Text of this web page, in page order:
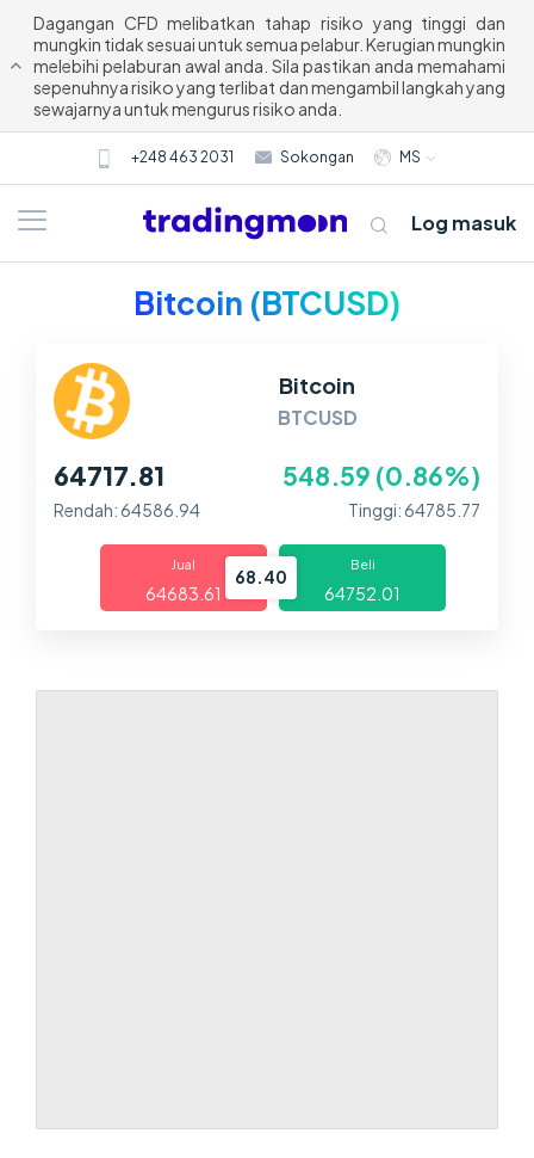
Dagangan CFD melibatkan tahap risiko yang tinggi dan
mungkin tidak sesuai untuk semua pelabur. Kerugian mungkin
melebihi pelaburan awal anda. Sila pastikan anda memahami
sepenuhnya risiko yang terlibat dan mengambil langkah yang
sewajarnya untuk mengurus risiko anda.
+248 463 2031 Sokongan MS
Log masuk
Bitcoin (BTCUSD)
Bitcoin
BTCUSD
64717.81 548.59 (0.86%)
Rendah: 64586.94 Tinggi: 64785.77
Jual
64683.61
68.40
Beli
64752.01